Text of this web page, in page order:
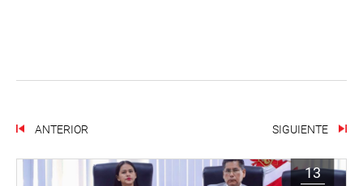
ANTERIOR SIGUIENTE
13